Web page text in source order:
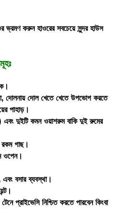
ভ্রমণ করুন হাওরের সবচেয়ে সুন্দর হাউস
দোলনায় দোল খেতে খেতে উপভোগ করতে
পাহাড়।
দুইটি কমন ওয়াশরুম বাকি দুই রুমের
গাছ।
ওপেন।
বসার ব্যবস্থা।
প্রাইভেসি নিশ্চিত করতে পারবেন কিংবা